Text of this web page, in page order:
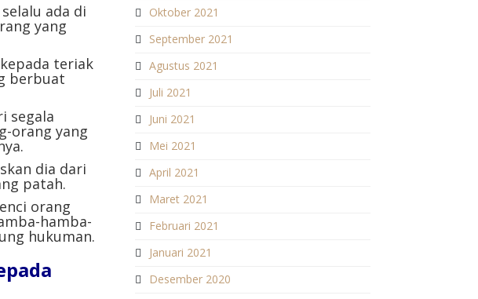
ada di
yang
teriak
berbuat
segala
orang yang
dia dari
patah.
orang
hamba-
hukuman.
Oktober 2021
September 2021
Agustus 2021
Juli 2021
Juni 2021
Mei 2021
April 2021
Maret 2021
Februari 2021
Januari 2021
Desember 2020